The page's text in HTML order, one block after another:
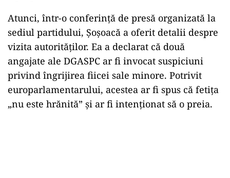
Atunci, într-o conferință de presă organizată la
sediul partidului, Șoșoacă a oferit detalii despre
vizita autorităților. Ea a declarat că două
angajate ale DGASPC ar fi invocat suspiciuni
privind îngrijirea fiicei sale minore. Potrivit
europarlamentarului, acestea ar fi spus că fetița
„nu este hrănită” și ar fi intenționat să o preia.